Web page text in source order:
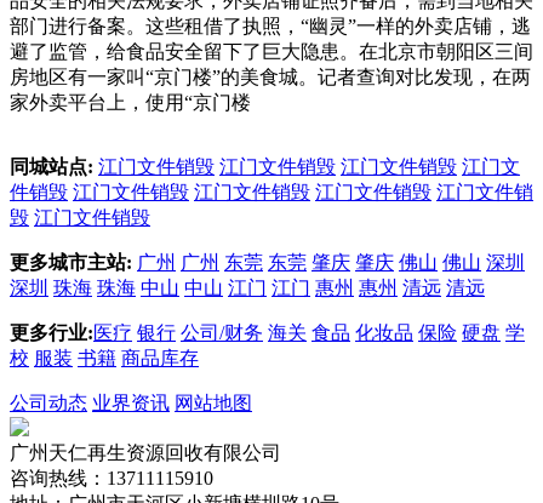
部门进行备案。这些租借了执照，“幽灵”一样的外卖店铺，逃
避了监管，给食品安全留下了巨大隐患。在北京市朝阳区三间
房地区有一家叫“京门楼”的美食城。记者查询对比发现，在两
家外卖平台上，使用“京门楼
同城站点: 江门文件销毁 江门文件销毁 江门文件销毁 江门文
件销毁 江门文件销毁 江门文件销毁 江门文件销毁 江门文件销
毁 江门文件销毁
更多城市主站: 广州 广州 东莞 东莞 肇庆 肇庆 佛山 佛山 深圳
深圳 珠海 珠海 中山 中山 江门 江门 惠州 惠州 清远 清远
更多行业: 医疗 银行 公司/财务 海关 食品 化妆品 保险 硬盘 学
校 服装 书籍 商品库存
公司动态 业界资讯 网站地图
广州天仁再生资源回收有限公司
咨询热线：13711115910